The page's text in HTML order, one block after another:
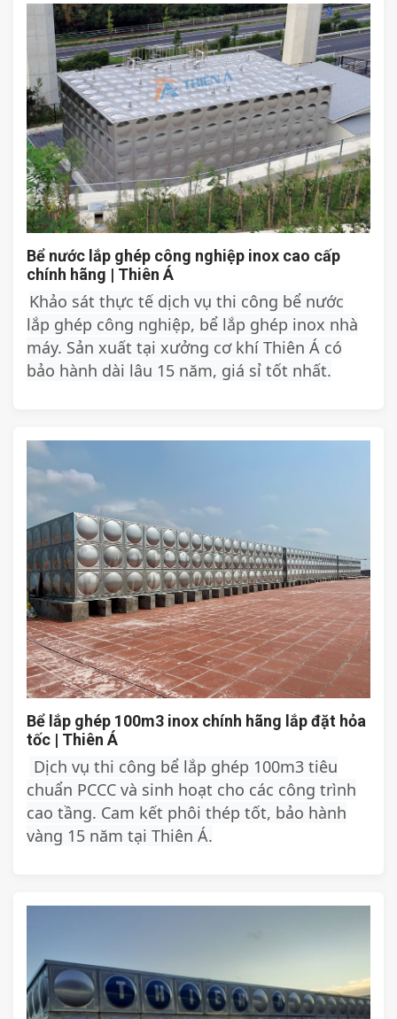
Bể nước lắp ghép công nghiệp inox cao cấp
chính hãng | Thiên Á
Khảo sát thực tế dịch vụ thi công bể nước
lắp ghép công nghiệp, bể lắp ghép inox nhà
máy. Sản xuất tại xưởng cơ khí Thiên Á có
bảo hành dài lâu 15 năm, giá sỉ tốt nhất.
Bể lắp ghép 100m3 inox chính hãng lắp đặt hỏa
tốc | Thiên Á
Dịch vụ thi công bể lắp ghép 100m3 tiêu
chuẩn PCCC và sinh hoạt cho các công trình
cao tầng. Cam kết phôi thép tốt, bảo hành
vàng 15 năm tại Thiên Á.